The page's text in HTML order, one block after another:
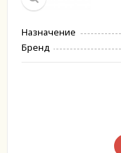
Назначение
Бренд